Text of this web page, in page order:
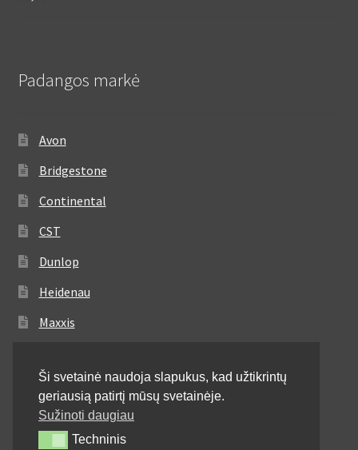
Padangos markė
Avon
Bridgestone
Continental
CST
Dunlop
Heidenau
Maxxis
Michelin
Mitas
Pirelli
Ši svetainė naudoja slapukus, kad užtikrintų
geriausią patirtį mūsų svetainėje.
Sužinoti daugiau
TechninisTechninis